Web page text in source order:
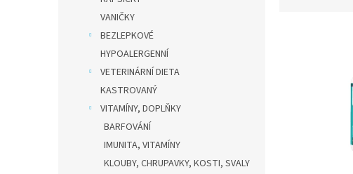
VANIČKY
BEZLEPKOVÉ
HYPOALERGENNÍ
VETERINÁRNÍ DIETA
KASTROVANÝ
VITAMÍNY, DOPLŇKY
BARFOVÁNÍ
IMUNITA, VITAMÍNY
KLOUBY, CHRUPAVKY, KOSTI, SVALY